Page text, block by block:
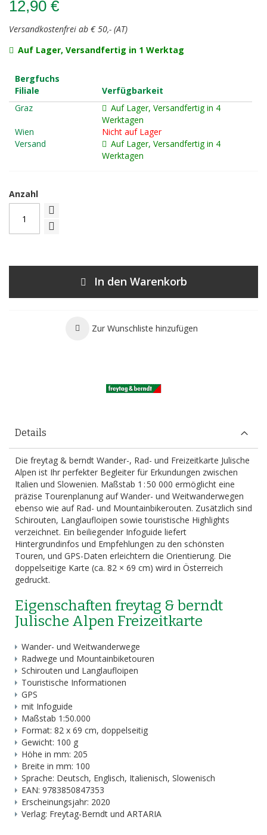
12,90 €
Versandkostenfrei ab € 50,- (AT)
Auf Lager, Versandfertig in 1 Werktag
Bergfuchs
Filiale
Verfügbarkeit
Graz
Auf Lager, Versandfertig in 4
Werktagen
Wien
Nicht auf Lager
Versand
Auf Lager, Versandfertig in 4
Werktagen
Anzahl
In den Warenkorb
Zur Wunschliste hinzufügen
Details
Die freytag & berndt Wander-, Rad- und Freizeitkarte Julische
Alpen ist Ihr perfekter Begleiter für Erkundungen zwischen
Italien und Slowenien. Maßstab 1 : 50 000 ermöglicht eine
präzise Tourenplanung auf Wander- und Weitwanderwegen
ebenso wie auf Rad- und Mountainbikerouten. Zusätzlich sind
Schirouten, Langlaufloipen sowie touristische Highlights
verzeichnet. Ein beiliegender Infoguide liefert
Hintergrundinfos und Empfehlungen zu den schönsten
Touren, und GPS-Daten erleichtern die Orientierung. Die
doppelseitige Karte (ca. 82 × 69 cm) wird in Österreich
gedruckt.
Eigenschaften freytag & berndt
Julische Alpen Freizeitkarte
Wander- und Weitwanderwege
Radwege und Mountainbiketouren
Schirouten und Langlaufloipen
Touristische Informationen
GPS
mit Infoguide
Maßstab 1:50.000
Format: 82 x 69 cm, doppelseitig
Gewicht: 100 g
Höhe in mm: 205
Breite in mm: 100
Sprache: Deutsch, Englisch, Italienisch, Slowenisch
EAN: 9783850847353
Erscheinungsjahr: 2020
Verlag: Freytag-Berndt und ARTARIA